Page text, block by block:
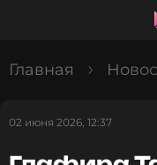
Главная
02 июня 2026, 12:37